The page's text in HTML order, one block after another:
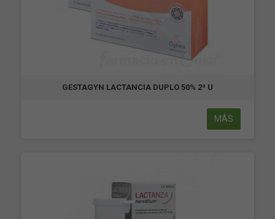
GESTAGYN LACTANCIA DUPLO 50% 2ª U
MÁS